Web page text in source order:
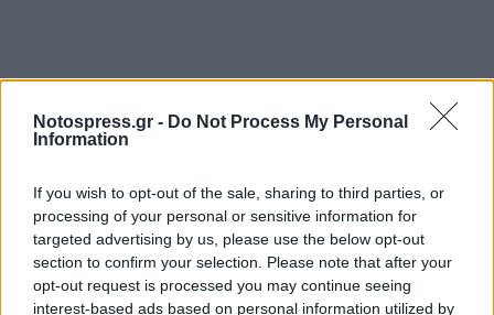
Notospress.gr - Do Not Process My Personal
Information
If you wish to opt-out of the sale, sharing to third parties, or
processing of your personal or sensitive information for
targeted advertising by us, please use the below opt-out
section to confirm your selection. Please note that after your
opt-out request is processed you may continue seeing
interest-based ads based on personal information utilized by
Σχετικά Άρθρα